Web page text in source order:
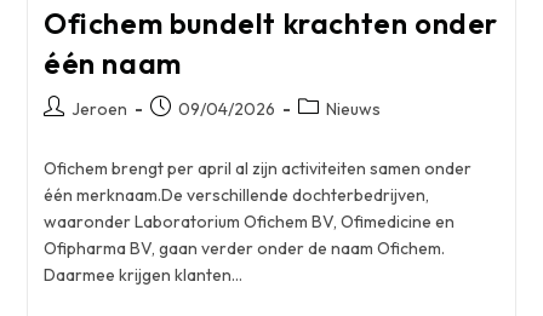
Ofichem bundelt krachten onder
één naam
BerichtJeroen
Bericht
op:
09/04/2026 Berichtcategorie:
Nieuws
Ofichem brengt per april al zijn activiteiten samen onder
één merknaam.De verschillende dochterbedrijven,
waaronder Laboratorium Ofichem BV, Ofimedicine en
Ofipharma BV, gaan verder onder de naam Ofichem.
Daarmee krijgen klanten…